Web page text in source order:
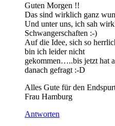
Guten Morgen !!
Das sind wirklich ganz
Und unter uns, ich sah
Schwangerschaften :-)
Auf die Idee, sich so
bin ich leider nicht
gekommen…..bis jetzt hat
danach gefragt :-D
Alles Gute für den
Frau Hamburg
Antworten